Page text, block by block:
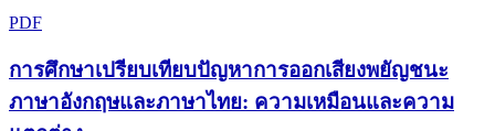
PDF
การศึกษาเปรียบเทียบปัญหาการออกเสียงพยัญชนะ
ภาษาอังกฤษและภาษาไทย: ความเหมือนและความ